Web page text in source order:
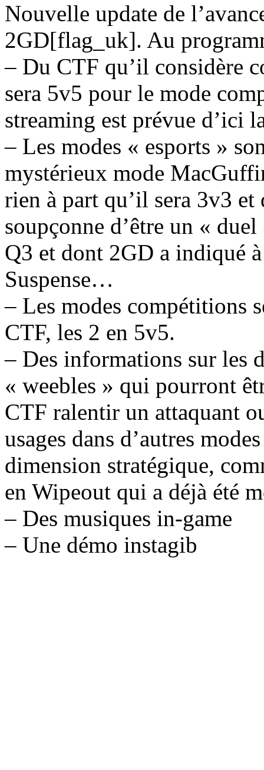
Nouvelle update de
2GD[flag_uk]. Au
– Du CTF qu’il considère
sera 5v5 pour le mode
streaming est prévue d’ici
– Les modes « esports »
mystérieux mode
rien à part qu’il sera 3v3
soupçonne d’être un «
Q3 et dont 2GD a indiqué
Suspense…
– Les modes compétitions
CTF, les 2 en 5v5.
– Des informations sur les
« weebles » qui pourront
CTF ralentir un attaquant
usages dans d’autres
dimension stratégique,
en Wipeout qui a déjà été
– Des musiques in-game
– Une démo instagib